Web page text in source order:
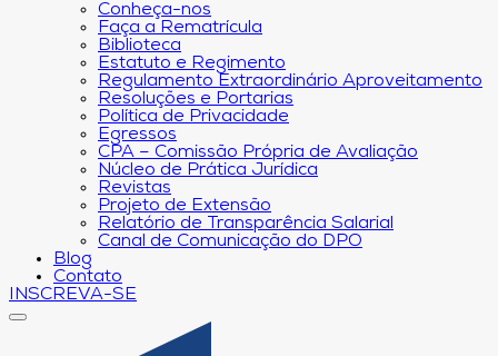
Conheça-nos
Faça a Rematrícula
Biblioteca
Estatuto e Regimento
Regulamento Extraordinário Aproveitamento
Resoluções e Portarias
Política de Privacidade
Egressos
CPA – Comissão Própria de Avaliação
Núcleo de Prática Jurídica
Revistas
Projeto de Extensão
Relatório de Transparência Salarial
Canal de Comunicação do DPO
Blog
Contato
INSCREVA-SE